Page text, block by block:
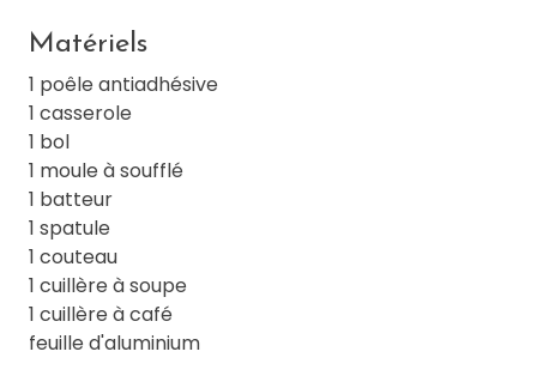
Matériels
1 poêle antiadhésive
1 casserole
1 bol
1 moule à soufflé
1 batteur
1 spatule
1 couteau
1 cuillère à soupe
1 cuillère à café
feuille d'aluminium